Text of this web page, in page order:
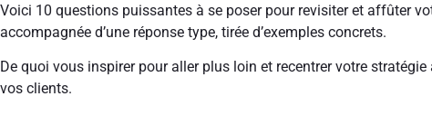
Voici 10 questions puissantes à se poser pour revisiter et affûter
accompagnée d’une réponse type, tirée d’exemples concrets.
De quoi vous inspirer pour aller plus loin et recentrer votre
vos clients.